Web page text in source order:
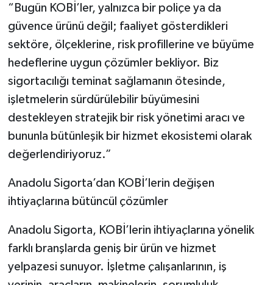
“Bugün KOBİ’ler, yalnızca bir poliçe ya da
güvence ürünü değil; faaliyet gösterdikleri
sektöre, ölçeklerine, risk profillerine ve büyüme
hedeflerine uygun çözümler bekliyor. Biz
sigortacılığı teminat sağlamanın ötesinde,
işletmelerin sürdürülebilir büyümesini
destekleyen stratejik bir risk yönetimi aracı ve
bununla bütünleşik bir hizmet ekosistemi olarak
değerlendiriyoruz.”
Anadolu Sigorta’dan KOBİ’lerin değişen
ihtiyaçlarına bütüncül çözümler
Anadolu Sigorta, KOBİ’lerin ihtiyaçlarına yönelik
farklı branşlarda geniş bir ürün ve hizmet
yelpazesi sunuyor. İşletme çalışanlarının, iş